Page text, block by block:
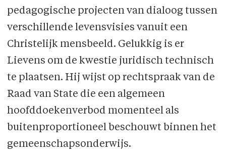
pedagogische projecten van dialoog tussen
verschillende levensvisies vanuit een
Christelijk mensbeeld. Gelukkig is er
Lievens om de kwestie juridisch technisch
te plaatsen. Hij wijst op rechtspraak van de
Raad van State die een algemeen
hoofddoekenverbod momenteel als
buitenproportioneel beschouwt binnen het
gemeenschapsonderwijs.